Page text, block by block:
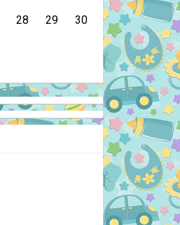
28 29 30